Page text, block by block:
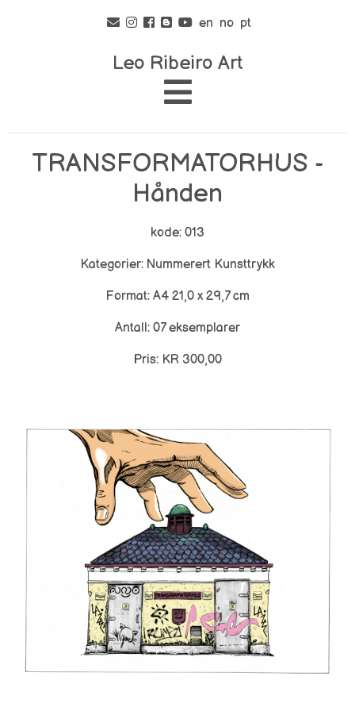
en no pt
Leo Ribeiro Art
TRANSFORMATORHUS -
Hånden
kode: 013
Kategorier: Nummerert Kunsttrykk
Format: A4 21,0 x 29,7 cm
Antall: 07 eksemplarer
Pris: KR 300,00